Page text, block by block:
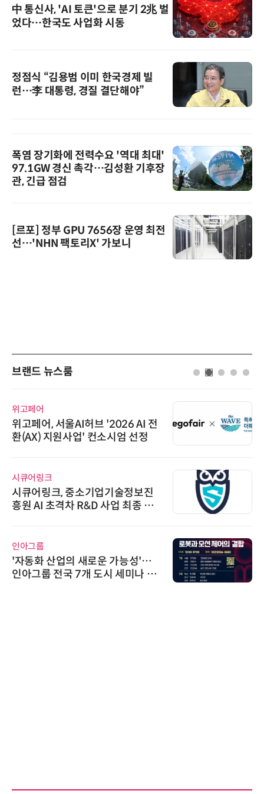
中 통신사, 'AI 토큰'으로 분기 2兆 벌
었다…한국도 사업화 시동
정점식 “김용범 이미 한국경제 빌
런…李 대통령, 경질 결단해야”
폭염 장기화에 전력수요 '역대 최대'
97.1GW 경신 촉각…김성환 기후장
관, 긴급 점검
[르포] 정부 GPU 7656장 운영 최전
선…'NHN 팩토리X' 가보니
브랜드 뉴스룸
위고페어
위고페어, 서울AI허브 '2026 AI 전
환(AX) 지원사업' 컨소시엄 선정
시큐어링크
시큐어링크, 중소기업기술정보진
흥원 AI 초격차 R&D 사업 최종 선
인아그룹
'자동화 산업의 새로운 가능성'…
인아그룹 전국 7개 도시 세미나 페